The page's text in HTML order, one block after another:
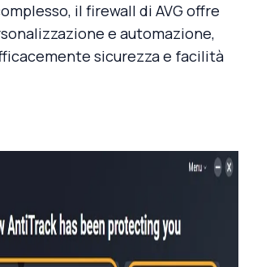
il firewall di AVG offre
e automazione,
sicurezza e facilità